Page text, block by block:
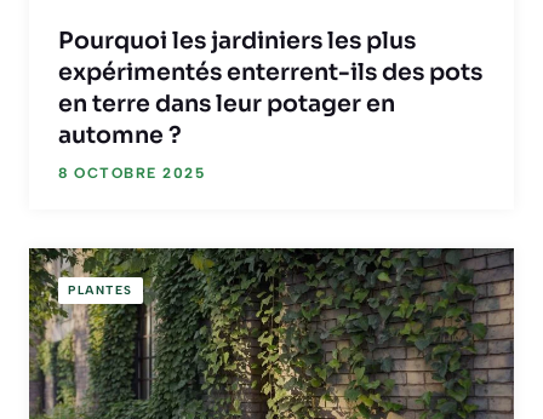
Pourquoi les jardiniers les plus
expérimentés enterrent-ils des pots
en terre dans leur potager en
automne ?
8 OCTOBRE 2025
PLANTES